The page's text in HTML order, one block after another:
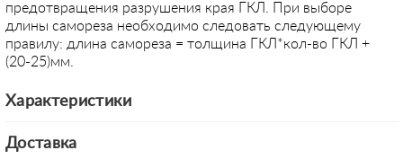
предотвращения разрушения края ГКЛ. При выборе
длины самореза необходимо следовать следующему
правилу: длина самореза = толщина ГКЛ*кол-во ГКЛ +
(20-25)мм.
Характеристики
Доставка